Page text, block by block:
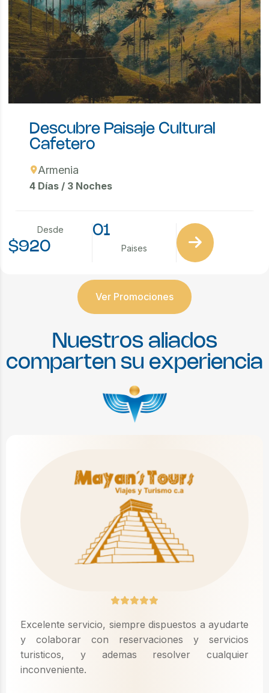
Descubre Paisaje Cultural
Cafetero
Armenia
4 Días / 3 Noches
Desde
$920
01
Paises
Ver Promociones
Nuestros a iados
comparten su experiencia
Excelente servicio, siempre dispuestos a ayudarte
y colaborar con reservaciones y servicios
turisticos, y ademas resolver cualquier
inconveniente.